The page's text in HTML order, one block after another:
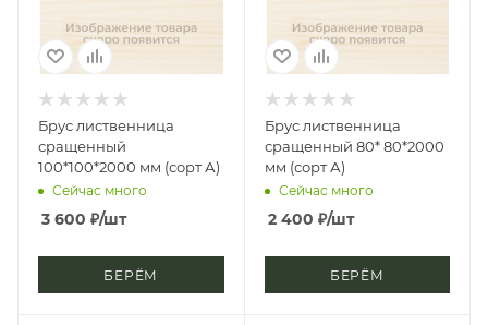
Брус лиственница
сращенный
100*100*2000 мм (сорт А)
Сейчас много
3 600 ₽/шт
БЕРЁМ
Брус лиственница
сращенный 80* 80*2000
мм (сорт А)
Сейчас много
2 400 ₽/шт
БЕРЁМ